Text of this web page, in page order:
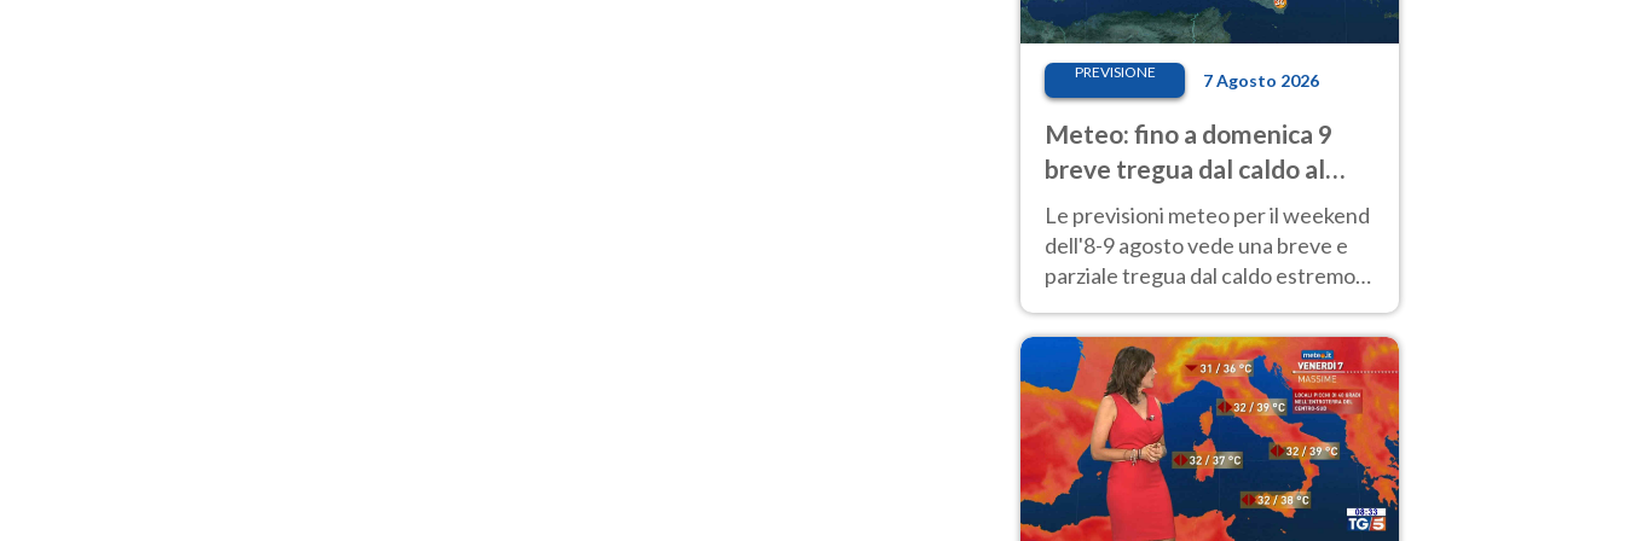
PREVISIONE 7 Agosto 2026
Meteo: fino a domenica 9
breve tregua dal caldo al
Nord! Altrove calura e afa
Le previsioni meteo per il weekend
dell'8-9 agosto vede una breve e
parziale tregua dal caldo estremo
40 gradi.